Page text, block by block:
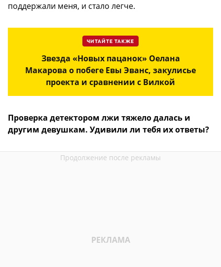
поддержали меня, и стало легче.
ЧИТАЙТЕ ТАКЖЕ
Звезда «Новых пацанок» Оелана
Макарова о побеге Евы Эванс, закулисье
проекта и сравнении с Вилкой
Проверка детектором лжи тяжело далась и
другим девушкам. Удивили ли тебя их ответы?